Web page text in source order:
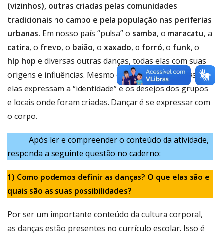
(vizinhos), outras criadas pelas comunidades
tradicionais no campo e pela população nas periferias
urbanas. Em nosso país “pulsa” o samba, o maracatu, a
catira, o frevo, o baião, o xaxado, o forró, o funk, o
hip hop e diversas outras danças, todas elas com suas
origens e influências. Mesmo com diferenças, todas
elas expressam a “identidade” e os desejos dos grupos
e locais onde foram criadas. Dançar é se expressar com
o corpo.
Após ler e compreender o conteúdo da atividade,
responda a seguinte questão no caderno:
1) Como podemos definir as danças? O que elas são e
quais são as suas possibilidades?
Por ser um importante conteúdo da cultura corporal,
as danças estão presentes no currículo escolar. Isso é